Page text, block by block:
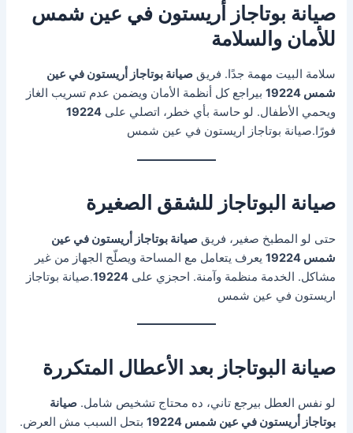
صيانة بوتاجاز أريستون في عين شمس
للأمان والسلامة
سلامة البيت مهمة جدًا. فريقصيانة بوتاجاز أريستون في عين
شمس 19224
بيراجع كل أنظمة الأمان ويضمن عدم تسريب الغاز
ويحمي الأطفال. لو حاسة بأي خطر، اتصلي على19224
فورًا.صيانة بوتاجاز اريستون في عين شمس
صيانة البوتاجاز للشقق الصغيرة
حتى لو المطبخ صغير، فريقصيانة بوتاجاز أريستون في عين
شمس 19224
يعرف يتعامل مع المساحة ويصلّح الجهاز من غير
مشاكل. الخدمة منظمة وآمنة. احجزي على19224.صيانة بوتاجاز
اريستون في عين شمس
صيانة البوتاجاز بعد الأعطال المتكررة
لو نفس العطل بيرجع تاني، ده محتاج تشخيص شامل.صيانة
بوتاجاز أريستون في عين شمس 19224
بتحل السبب مش العرض.